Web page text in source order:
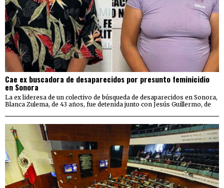
Cae ex buscadora de desaparecidos por presunto feminicidio
en Sonora
La ex lideresa de un colectivo de búsqueda de desaparecidos en Sonora,
Blanca Zulema, de 43 años, fue detenida junto con Jesús Guillermo, de